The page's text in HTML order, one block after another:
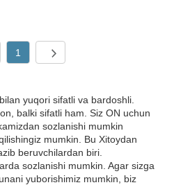
1
yuqori sifatli va bardoshli.
balki sifatli ham. Siz ON uchun
sozlanishi mumkin
mumkin. Bu Xitoydan
beruvchilardan biri.
sozlanishi mumkin. Agar sizga
yuborishimiz mumkin, biz